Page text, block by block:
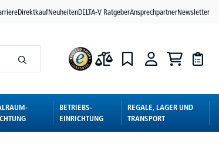
DirektkaufNeuheitenDELTA-V RatgeberAnsprechpartnerNewsletter
BETRIEBS-
EINRICHTUNG
REGALE, LAGER UND
TRANSPORT